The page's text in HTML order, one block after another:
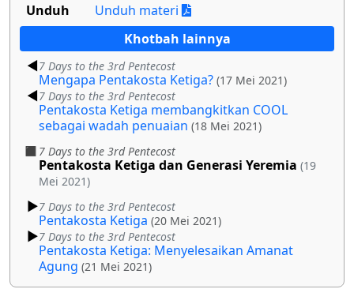
Unduh
Unduh materi
Khotbah lainnya
7 Days to the 3rd Pentecost
Mengapa Pentakosta Ketiga? (17 Mei 2021)
7 Days to the 3rd Pentecost
Pentakosta Ketiga membangkitkan COOL
sebagai wadah penuaian (18 Mei 2021)
7 Days to the 3rd Pentecost
Pentakosta Ketiga dan Generasi Yeremia (19
Mei 2021)
7 Days to the 3rd Pentecost
Pentakosta Ketiga (20 Mei 2021)
7 Days to the 3rd Pentecost
Pentakosta Ketiga: Menyelesaikan Amanat
Agung (21 Mei 2021)